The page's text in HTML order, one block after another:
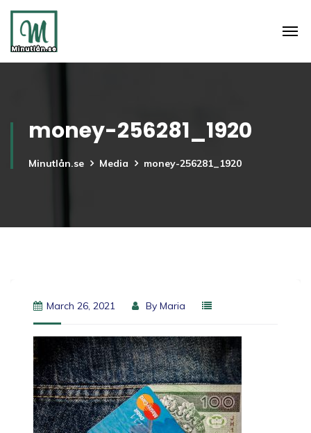
money-256281_1920
Minutlån.se Media money-256281_1920
March 26, 2021 By Maria